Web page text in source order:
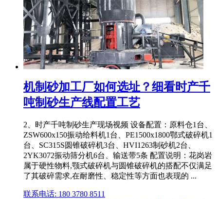
机制砂加工厂如何选址？细看时产千
吨制砂生产线配置工艺
2、时产千吨制砂生产现场视频 设备配置：原料仓1台、
ZSW600x150振动给料机1台、PE1500x1800鄂式破碎机1
台、SC315S圆锥破碎机3台、HVI1263制砂机2台、
2YK3072振动筛分机6台、输送带5条 配置说明：花岗岩
属于硬性物料,颚式破碎机与圆锥破碎机的搭配不仅满足
了其破碎需求,在耐磨性、稳定性等方面也表现的 ...
联系电话: 180 3780 8511